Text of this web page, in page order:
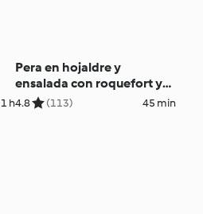
1 h
Pera en hojaldre y
ensalada con roquefort y
nueces
4.8 (113) 45 min